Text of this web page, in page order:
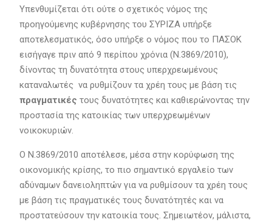
Υπενθυμίζεται ότι ούτε ο σχετικός νόμος της
προηγούμενης κυβέρνησης του ΣΥΡΙΖΑ υπήρξε
αποτελεσματικός, όσο υπήρξε ο νόμος που το ΠΑΣΟΚ
εισήγαγε πριν από 9 περίπου χρόνια (Ν.3869/2010),
δίνοντας τη δυνατότητα στους υπερχρεωμένους
καταναλωτές να ρυθμίζουν τα χρέη τους με βάση τις
πραγματικές τους δυνατότητες και καθιερώνοντας την
προστασία της κατοικίας των υπερχρεωμένων
νοικοκυριών.
Ο Ν.3869/2010 αποτέλεσε, μέσα στην κορύφωση της
οικονομικής κρίσης, το πιο σημαντικό εργαλείο των
αδύναμων δανειοληπτών για να ρυθμίσουν τα χρέη τους
με βάση τις πραγματικές τους δυνατότητές και να
προστατεύσουν την κατοικία τους. Σημειωτέον, μάλιστα,